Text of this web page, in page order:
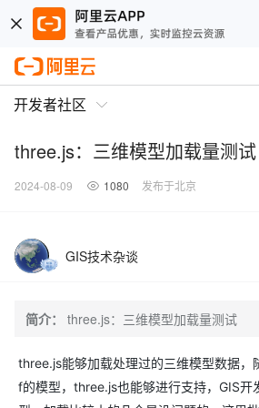
开发者社区
three.js：三维模型加载量测试
2024-08-09 1080 发布于北京
GIS技术杂谈
简介： three.js：三维模型加载量测试
three.js能够加载处理过的三维模型数据
f的模型，three.js也能够进行支持，GIS